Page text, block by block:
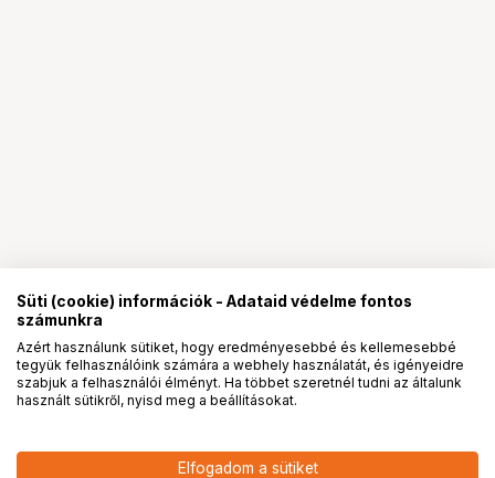
PROpartnerségek
Süti (cookie) információk - Adataid védelme fontos
számunkra
Azért használunk sütiket, hogy eredményesebbé és kellemesebbé
tegyük felhasználóink számára a webhely használatát, és igényeidre
szabjuk a felhasználói élményt. Ha többet szeretnél tudni az általunk
használt sütikről, nyisd meg a beállításokat.
Elfogadom a sütiket